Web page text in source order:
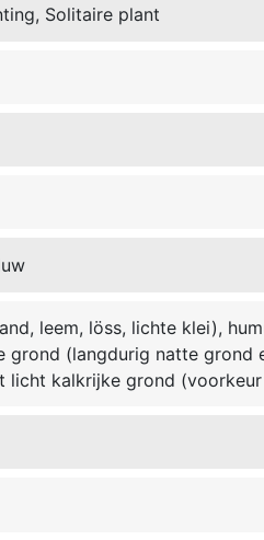
Solitaire plant
leem, löss, lichte klei),
grond (langdurig natte grond
licht kalkrijke grond (voorkeur